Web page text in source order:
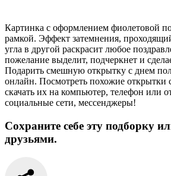
Картинка с оформлением фиолетовой
рамкой. Эффект затемнения,
угла в другой раскрасит любое
пожелание выделит, подчеркнет и
Подарить смешную открытку с днем
онлайн. Посмотреть похожие открытки
скачать их на компьютер, телефон или
социальные сети, мессенджеры!
Сохраните себе эту подборку
друзьями.